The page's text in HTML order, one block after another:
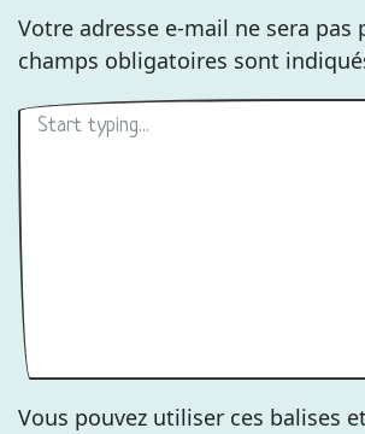
Votre adresse e-mail ne sera pas
champs obligatoires sont
Vous pouvez utiliser ces balises